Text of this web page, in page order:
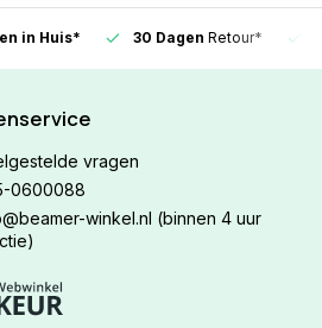
in Huis* 30 Dagen Retour*
vragen
0600088
winkel.nl (binnen 4 uur